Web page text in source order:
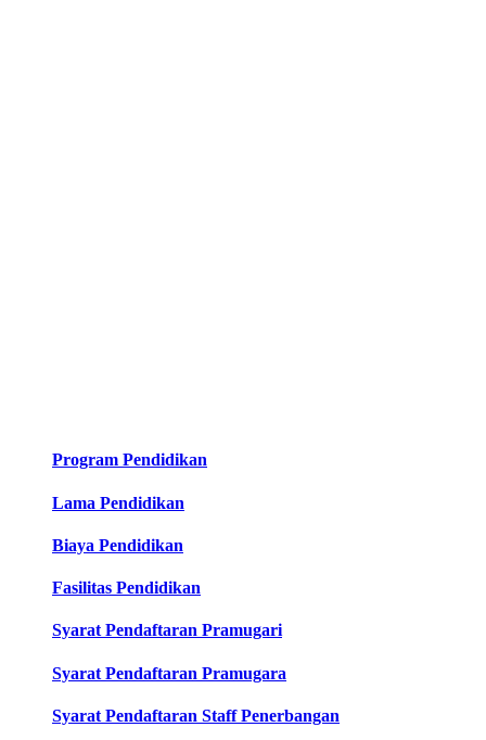
Program Pendidikan
Lama Pendidikan
Biaya Pendidikan
Fasilitas Pendidikan
Syarat Pendaftaran Pramugari
Syarat Pendaftaran Pramugara
Syarat Pendaftaran Staff Penerbangan